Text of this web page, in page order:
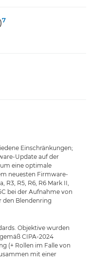
7
Einschränkungen;
Update auf der
eine optimale
neuesten Firmware-
R3, R5, R6, R6 Mark II,
bei der Aufnahme von
den Blendenring
Objektive wurden
CIPA-2024
(+ Rollen im Falle von
mit einer